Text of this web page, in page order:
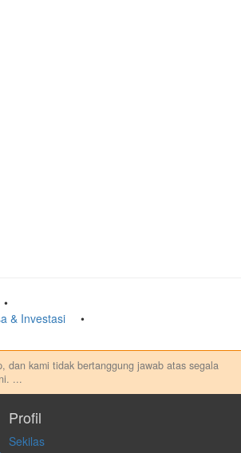
& Investasi
dan kami tidak bertanggung jawab atas segala
...
atas konten pada website ini.
Profil
Sekilas